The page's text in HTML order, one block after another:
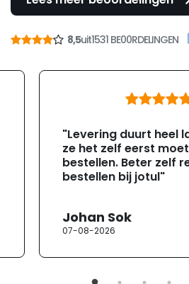
8,5uit1531 BE00RDELINGEN
"Levering duurt heel
ze het zelf eerst
bestellen. Beter zelf
bestellen bij jotul"
Johan Sok
07-08-2026